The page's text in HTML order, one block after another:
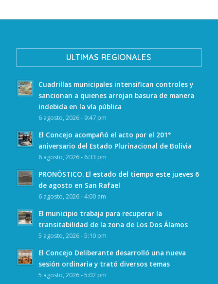
ULTIMAS REGIONALES
Cuadrillas municipales intensifican controles y
sancionan a quienes arrojan basura de manera
indebida en la vía pública
6 agosto, 2026 - 9:47 pm
El Concejo acompañó el acto por el 201°
aniversario del Estado Plurinacional de Bolivia
6 agosto, 2026 - 6:33 pm
PRONÓSTICO. El estado del tiempo este jueves 6
de agosto en San Rafael
6 agosto, 2026 - 4:00 am
El municipio trabaja para recuperar la
transitabilidad de la zona de Los Dos Álamos
5 agosto, 2026 - 5:10 pm
El Concejo Deliberante desarrolló una nueva
sesión ordinaria y trató diversos temas
5 agosto, 2026 - 5:02 pm